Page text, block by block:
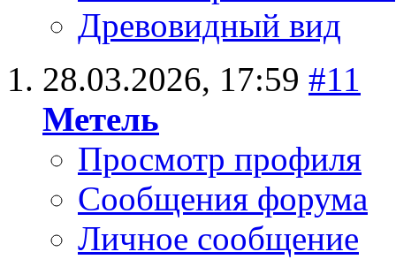
Древовидный вид
28.03.2026, 17:59 #11
Метель
Просмотр профиля
Сообщения форума
Личное сообщение